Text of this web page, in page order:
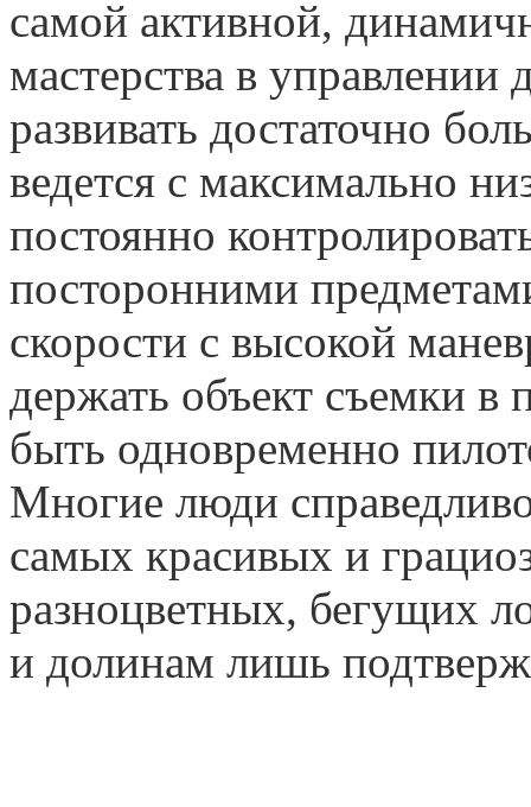
самой активной,
мастерства в
развивать достаточно
ведется с максимально
постоянно
посторонними
скорости с высокой
держать объект съемки в
быть одновременно
Многие люди
самых красивых и
разноцветных, бегущих
и долинам лишь